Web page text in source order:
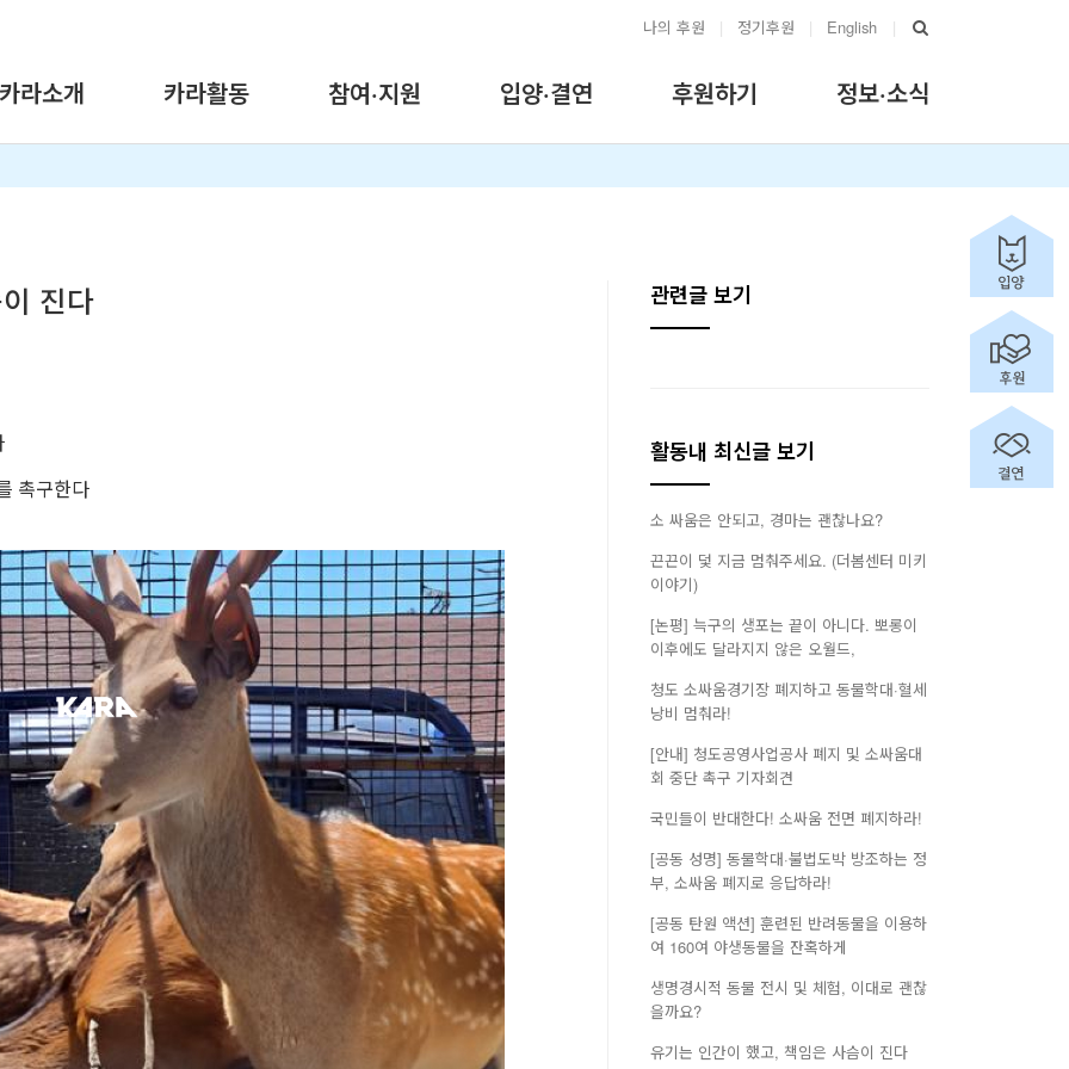
나의 후원 | 정기후원 | English |
카라소개 카라활동 참여·지원 입양·결연 후원하기 정보·소식
진다
촉구한다
관련글 보기
활동내 최신글 보기
소 싸움은 안되고, 경마는 괜찮나요?
끈끈이 덫 지금 멈춰주세요. (더봄센터 미키
이야기)
[논평] 늑구의 생포는 끝이 아니다. 뽀롱이
이후에도 달라지지 않은 오월드,
청도 소싸움경기장 폐지하고 동물학대·혈세
낭비 멈춰라!
[안내] 청도공영사업공사 폐지 및 소싸움대
회 중단 촉구 기자회견
국민들이 반대한다! 소싸움 전면 폐지하라!
[공동 성명] 동물학대·불법도박 방조하는 정
부, 소싸움 폐지로 응답하라!
[공동 탄원 액션] 훈련된 반려동물을 이용하
여 160여 야생동물을 잔혹하게
생명경시적 동물 전시 및 체험, 이대로 괜찮
을까요?
유기는 인간이 했고, 책임은 사슴이 진다